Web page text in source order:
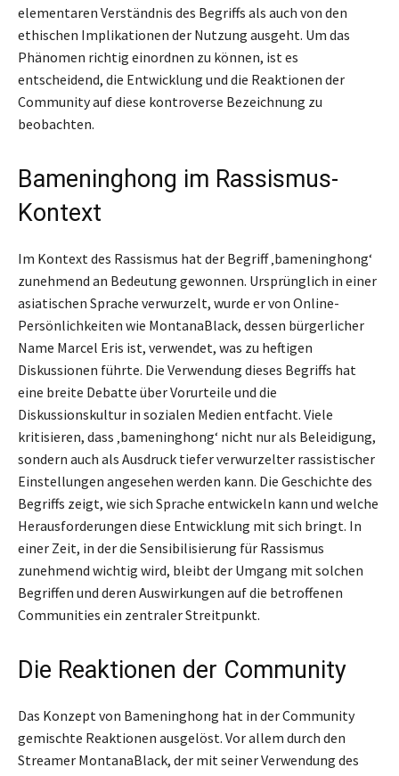
elementaren Verständnis des Begriffs als auch von den
ethischen Implikationen der Nutzung ausgeht. Um das
Phänomen richtig einordnen zu können, ist es
entscheidend, die Entwicklung und die Reaktionen der
Community auf diese kontroverse Bezeichnung zu
beobachten.
Bameninghong im Rassismus-
Kontext
Im Kontext des Rassismus hat der Begriff ‚bameninghong‘
zunehmend an Bedeutung gewonnen. Ursprünglich in einer
asiatischen Sprache verwurzelt, wurde er von Online-
Persönlichkeiten wie MontanaBlack, dessen bürgerlicher
Name Marcel Eris ist, verwendet, was zu heftigen
Diskussionen führte. Die Verwendung dieses Begriffs hat
eine breite Debatte über Vorurteile und die
Diskussionskultur in sozialen Medien entfacht. Viele
kritisieren, dass ‚bameninghong‘ nicht nur als Beleidigung,
sondern auch als Ausdruck tiefer verwurzelter rassistischer
Einstellungen angesehen werden kann. Die Geschichte des
Begriffs zeigt, wie sich Sprache entwickeln kann und welche
Herausforderungen diese Entwicklung mit sich bringt. In
einer Zeit, in der die Sensibilisierung für Rassismus
zunehmend wichtig wird, bleibt der Umgang mit solchen
Begriffen und deren Auswirkungen auf die betroffenen
Communities ein zentraler Streitpunkt.
Die Reaktionen der Community
Das Konzept von Bameninghong hat in der Community
gemischte Reaktionen ausgelöst. Vor allem durch den
Streamer MontanaBlack, der mit seiner Verwendung des